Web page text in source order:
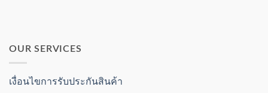
OUR SERVICES
เงื่อนไขการรับประกันสินค้า